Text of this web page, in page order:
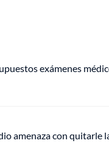
exámenes
amenaza con quitarle